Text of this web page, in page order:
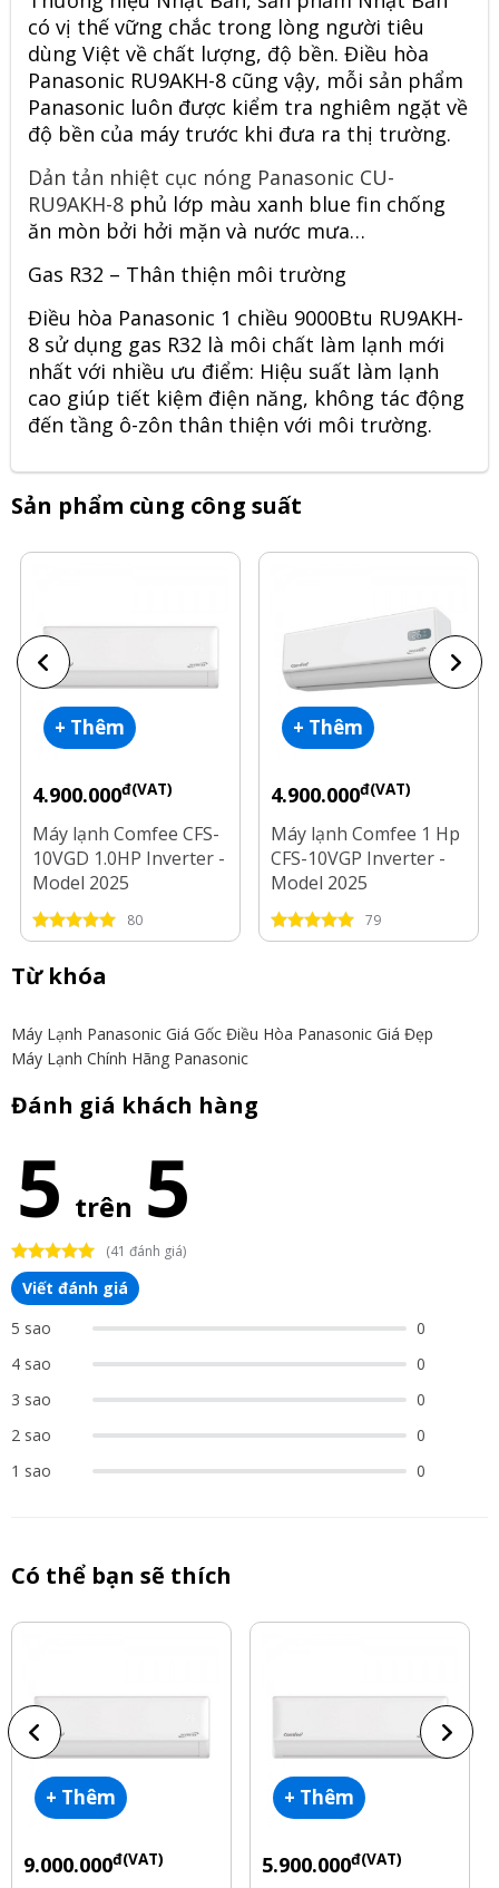
có vị thế vững chắc trong lòng người tiêu
dùng Việt về chất lượng, độ bền. Điều hòa
Panasonic RU9AKH-8 cũng vậy, mỗi sản phẩm
Panasonic luôn được kiểm tra nghiêm ngặt về
độ bền của máy trước khi đưa ra thị trường.
Dản tản nhiệt cục nóng Panasonic CU-
RU9AKH-8 phủ lớp màu xanh blue fin chống
ăn mòn bởi hởi mặn và nước mưa…
Gas R32 – Thân thiện môi trường
Điều hòa Panasonic 1 chiều 9000Btu RU9AKH-
8 sử dụng gas R32 là môi chất làm lạnh mới
nhất với nhiều ưu điểm: Hiệu suất làm lạnh
cao giúp tiết kiệm điện năng, không tác động
đến tầng ô-zôn thân thiện với môi trường.
Sản phẩm cùng công suất
+ Thêm
4.900.000đ(VAT)
Máy lạnh Comfee CFS-
10VGD 1.0HP Inverter -
Model 2025
80
+ Thêm
4.900.000đ(VAT)
Máy lạnh Comfee 1 Hp
CFS-10VGP Inverter -
Model 2025
79
Từ khóa
Máy Lạnh Panasonic Giá Gốc Điều Hòa Panasonic Giá Đẹp
Máy Lạnh Chính Hãng Panasonic
Đánh giá khách hàng
5 trên 5
(41 đánh giá)
Viết đánh giá
5 sao
0
4 sao
0
3 sao
0
2 sao
0
1 sao
0
Có thể bạn sẽ thích
+ Thêm
9.000.000đ(VAT)
+ Thêm
5.900.000đ(VAT)